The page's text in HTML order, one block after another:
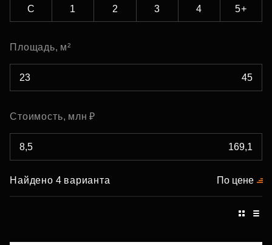
С 1 2 3 4 5+
Площадь, м²
Стоимость, млн ₽
Найдено 4 варианта По цене